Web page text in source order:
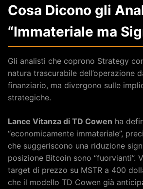
Cosa Dicono gli
“Immateriale ma
Gli analisti che coprono Strategy
natura trascurabile dell’operazione
finanziario, ma divergono sulle
strategiche.
Lance Vitanza di TD Cowen ha
“economicamente immateriale”,
che suggeriscono una riduzione
posizione Bitcoin sono “fuorvianti”.
target di prezzo su MSTR a 400
che il modello TD Cowen già